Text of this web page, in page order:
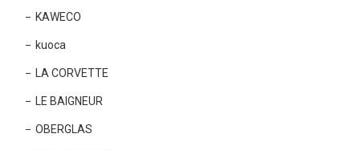
KAWECO
kuoca
LA CORVETTE
LE BAIGNEUR
OBERGLAS